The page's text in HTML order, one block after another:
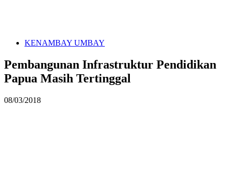
KENAMBAY UMBAY
Pembangunan Infrastruktur Pendidikan
Papua Masih Tertinggal
08/03/2018